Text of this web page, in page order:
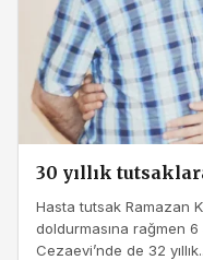
30 yıllık
Hasta tutsak Ramazan
doldurmasına rağmen
Cezaevi’nde de 32